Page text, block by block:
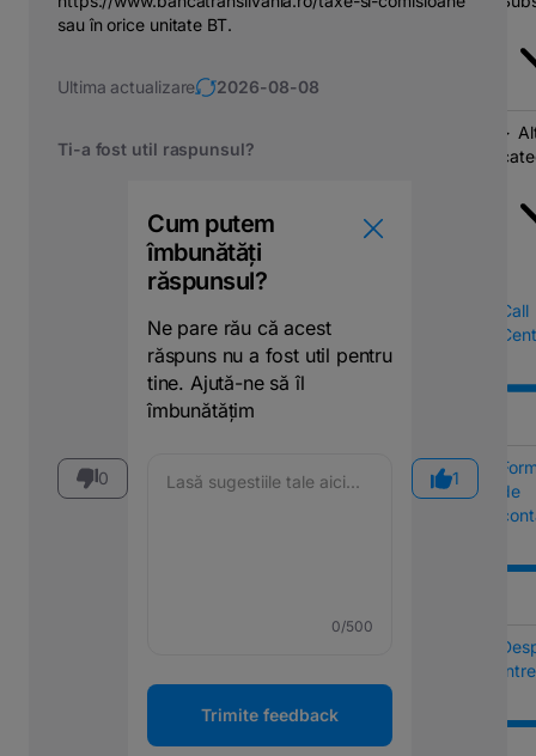
Call
de
sau în orice unitate BT.
Ultima actualizare 2026-08-08
Ti-a fost util raspunsul?
0
Cum putem
îmbunătăți
răspunsul?
Ne pare rău că acest
răspuns nu a fost util pentru
tine. Ajută-ne să îl
îmbunătățim
0/500
Trimite feedback
1